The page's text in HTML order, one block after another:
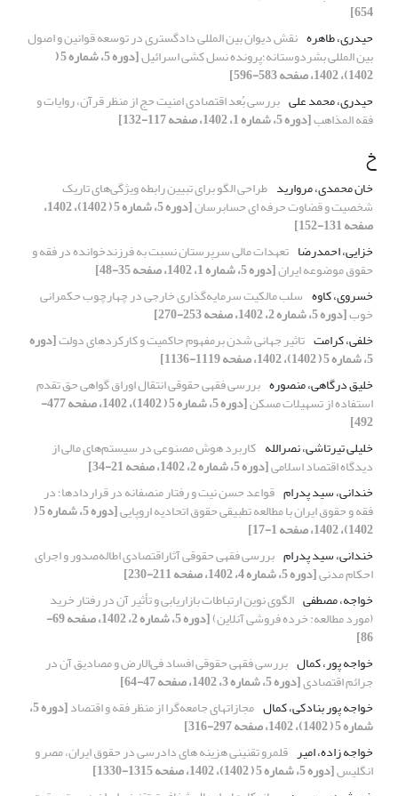
654]
حیدری، طاهره نقش دیوان بین المللی دادگستری در توسعه قوانین و اصول
بین المللی بشردوستانه؛پرونده نسل کشی اسرائیل [دوره 5، شماره 5 (
1402)، 1402، صفحه 583-596]
حیدری، محمد علی بررسی بُعد اقتصادی امنیت حج از منظر قرآن، روایات و
فقه المذاهب[دوره 5، شماره 1، 1402، صفحه 117-132]
خ
خان محمدی، مروارید طراحی الگو برای تبیین رابطه ویژگی‌های تاریک
شخصیت و قضاوت حرفه ای حسابرسان [دوره 5، شماره 5 ( 1402)، 1402،
صفحه 131-152]
خزایی، احمدرضا تعهدات مالی سرپرستان نسبت به فرزندخوانده در فقه و
حقوق موضوعه ایران[دوره 5، شماره 1، 1402، صفحه 35-48]
خسروی، کاوه سلب مالکیت سرمایه‌گذاری خارجی در چهارچوب حکمرانی
خوب[دوره 5، شماره 2، 1402، صفحه 253-270]
خلفی، کرامت تاثیر جهانی شدن برمفهوم حاکمیت و کارکردهای دولت[دوره
5، شماره 5 ( 1402)، 1402، صفحه 1119-1136]
خلیق درگاهی، منصوره بررسی فقهی حقوقی انتقال اوراق گواهی حق تقدم
استفاده از تسهیلات مسکن [دوره 5، شماره 5 ( 1402)، 1402، صفحه 477-
492]
خلیلی تیرتاشی، نصرالله کاربرد هوش مصنوعی در سیستم‌های مالی از
دیدگاه اقتصاد اسلامی[دوره 5، شماره 2، 1402، صفحه 21-34]
خندانی، سید پدرام قواعد حسن نیت و رفتار منصفانه در قراردادها؛ در
فقه و حقوق ایران با مطالعه تطبیقی حقوق اتحادیه اروپایی [دوره 5، شماره 5 (
1402)، 1402، صفحه 1-17]
خندانی، سید پدرام بررسی فقهی حقوقی آثاراقتصادی اطاله‌صدور و اجرای
احکام مدنی[دوره 5، شماره 4، 1402، صفحه 211-230]
خواجه، مصطفی الگوی نوین ارتباطات بازاریابی و تأثیر آن در رفتار خرید
(مورد مطالعه: خرده فروشی آنلاین) [دوره 5، شماره 2، 1402، صفحه 69-
86]
خواجه پور، کمال بررسی فقهی حقوقی افساد فی‌الارض و مصادیق آن در
جرائم اقتصادی[دوره 5، شماره 3، 1402، صفحه 47-64]
خواجه پور بنادکی، کمال مجازاتهای جامعه‌گرا از منظر فقه و اقتصاد [دوره 5،
شماره 5 ( 1402)، 1402، صفحه 297-316]
خواجه زاده، امیر قلمرو تقنینی هزینه های دادرسی در حقوق ایران، مصر و
انگلیس[دوره 5، شماره 5 ( 1402)، 1402، صفحه 1315-1330]